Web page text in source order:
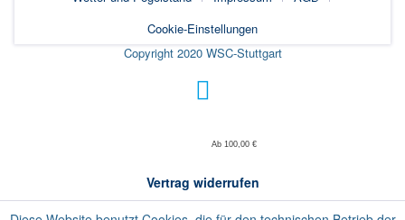
Cookie-Einstellungen
Copyright 2020 WSC-Stuttgart
Ab 100,00 €
Vertrag widerrufen